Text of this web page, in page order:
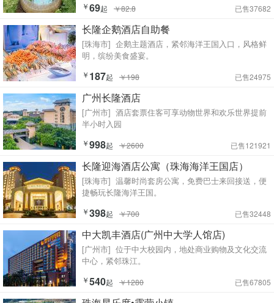
￥69起 ￥82.8 已售37682
长隆企鹅酒店自助餐
[珠海市]
明，缤纷美食盛宴。
￥ 187起 ￥198 已售24975
广州长隆酒店
[广州市]
半小时入园
￥998起 ￥2600 已售121921
长隆迎海酒店公寓（珠海海洋王国店）
[珠海市]
捷畅玩长隆海洋王国。
￥398起 ￥700 已售32448
中大凯丰酒店(广州中大学人馆店)
[广州市]
中心，紧邻珠江。
￥540起 ￥1280 已售67805